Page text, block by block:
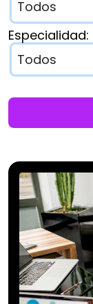
Especialidad: